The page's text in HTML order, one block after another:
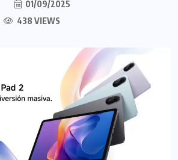
01/09/2025
438 VIEWS